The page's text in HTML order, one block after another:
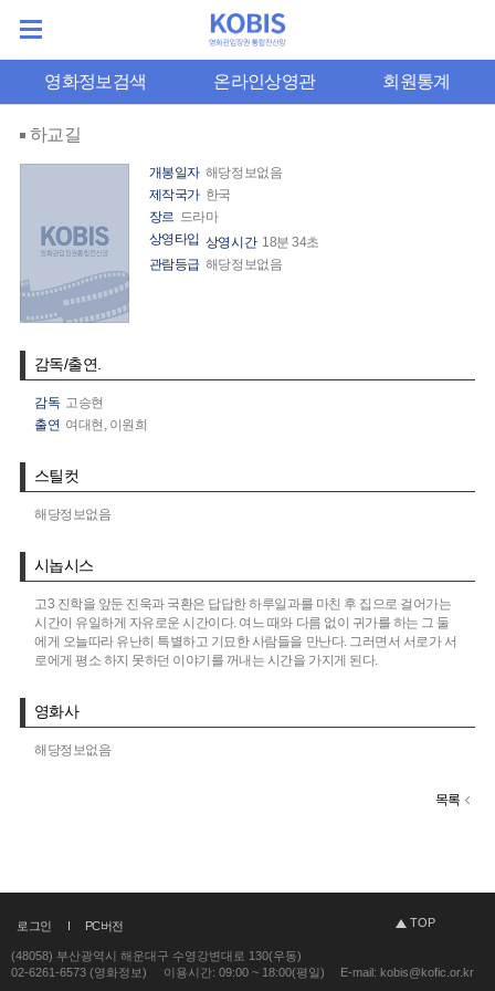
영화정보검색 온라인상영관 회원통계
하교길
개봉일자 해당정보없음
제작국가 한국
장르 드라마
상영타입 상영시간 18분 34초
관람등급 해당정보없음
감독/출연.
감독 고승현
출연 여대현, 이원희
스틸컷
해당정보없음
시놉시스
고3 진학을 앞둔 진욱과 국환은 답답한 하루일과를 마친 후 집으로 걸어가는
시간이 유일하게 자유로운 시간이다. 여느 때와 다름 없이 귀가를 하는 그 둘
에게 오늘따라 유난히 특별하고 기묘한 사람들을 만난다. 그러면서 서로가 서
로에게 평소 하지 못하던 이야기를 꺼내는 시간을 가지게 된다.
영화사
해당정보없음
목록
로그인 PC버전 TOP
(48058) 부산광역시 해운대구 수영강변대로 130(우동)
02-6261-6573 (영화정보)
이용시간: 09:00 ~ 18:00(평일) E-mail: kobis@kofic.or.kr